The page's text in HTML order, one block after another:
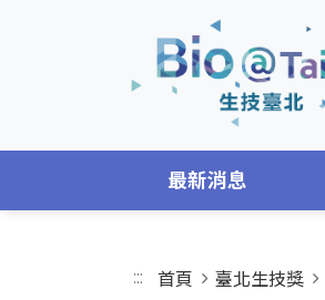
最新消息
::: 首頁 臺北生技獎